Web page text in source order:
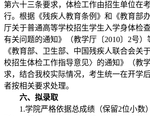
第六十三条要求，体检工作由招生单位在
行。根据《残疾人教育条例》和《教育部
厅关于普通高等学校招生学生入学身体检
有关问题的通知》（教学厅〔2010〕2号
《教育部、卫生部、中国残疾人联合会关
校招生体检工作指导意见〉的通知》（教
求，结合我校实际情况，考生统一在开学
者按相关要求处理。
六、拟录取
1.学院严格依据总成绩（保留2位小数